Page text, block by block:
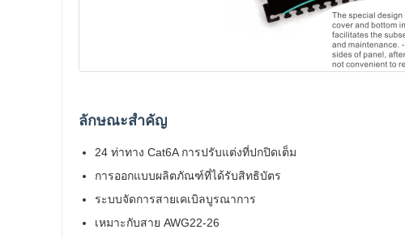
ลักษณะสําคัญ
24 ท่าทาง Cat6A การปรับแต่งที่ปกปิดเต็ม
การออกแบบผลิตภัณฑ์ที่ได้รับสิทธิบัตร
ระบบจัดการสายเคเบิลบูรณาการ
เหมาะกับสาย AWG22-26